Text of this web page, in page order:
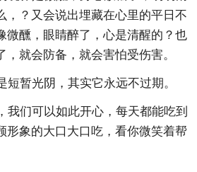
，？又会说出埋藏在心里的平日不
微醺，眼睛醉了，心是清醒的？也
就会防备，就会害怕受伤害。
短暂光阴，其实它永远不过期。
我们可以如此开心，每天都能吃到
形象的大口大口吃，看你微笑着帮